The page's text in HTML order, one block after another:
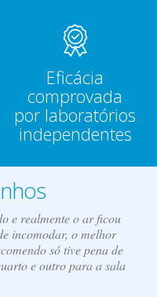
Eficácia
comprovada
por laboratórios
independentes
e realmente o ar ficou
incomodar, o melhor
só tive pena de
e outro para a sala